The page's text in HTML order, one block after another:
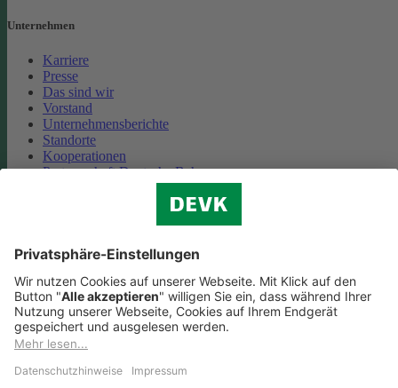
Unternehmen
Karriere
Presse
Das sind wir
Vorstand
Unternehmensberichte
Standorte
Kooperationen
Partnerschaft Deutsche Bahn
Cookie-Einstellungen
Datenschutz
Impressum
Streitbeilegung
Nutzungshinweise